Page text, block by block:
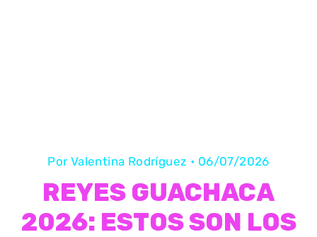
Por Valentina Rodríguez • 06/07/2026
REYES GUACHACA
2026: ESTOS SON LOS